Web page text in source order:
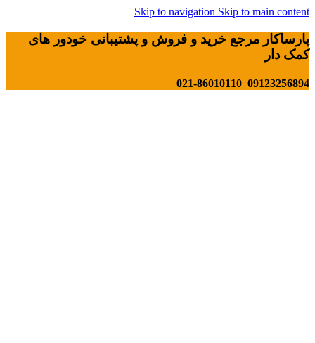
Skip to navigation Skip to main content
پارساکار مرجع خرید و فروش و پشتیبانی خودور های
کمک دار
09123256894 021-86010110